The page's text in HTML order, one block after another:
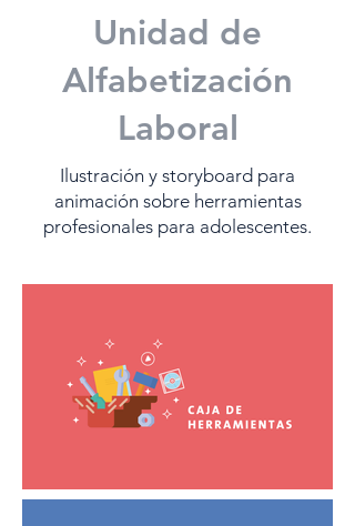
Unidad de
Alfabetización
Laboral
Ilustración y storyboard para
animación sobre herramientas
profesionales para adolescentes.